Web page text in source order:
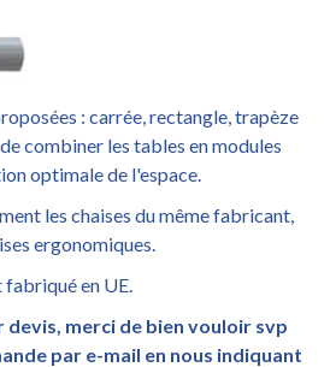
: carrée, rectangle, trapèze
combiner les tables en modules
optimale de l'espace.
les chaises du même fabricant,
ergonomiques.
en UE.
merci de bien vouloir svp
par e-mail en nous indiquant